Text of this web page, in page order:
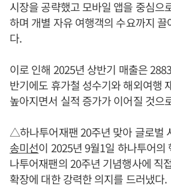
시장을 공략했고 모바일 앱을 중심으
하며 개별 자유 여행객의 수요까지
다.
이로 인해 2025년 상반기 매출은
반기에도 휴가철 성수기와 해외여행
높아지면서 실적 증가가 이어질 것으
△하나투어재팬 20주년 맞아 글로벌
송미선이 2025년 9월1일 하나투어의
나투어재팬의 20주년 기념행사에 직
확장에 대한 강력한 의지를 드러냈다.